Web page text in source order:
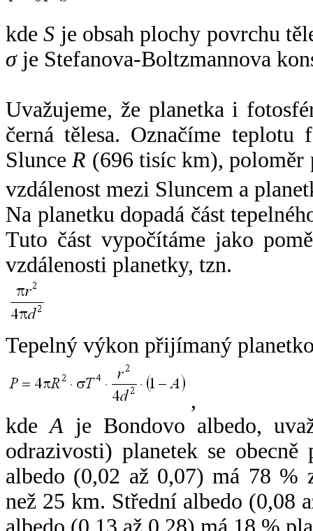
kdeS je obsah plochy povrchu
σje Stefanova-Boltzmannova
Uvažujeme, že planetka i
černá tělesa. Označíme
SlunceR (696 tisíc km),
vzdálenost mezi Sluncem a
Na planetku dopadá část
Tuto část vypočítáme jako
vzdálenosti planetky, tzn.
Tepelný výkon přijímaný
,
kdeA je Bondovo albedo,
odrazivosti) planetek se
albedo (0,02 až 0,07) má 78 %
než 25 km. Střední albedo (0,08